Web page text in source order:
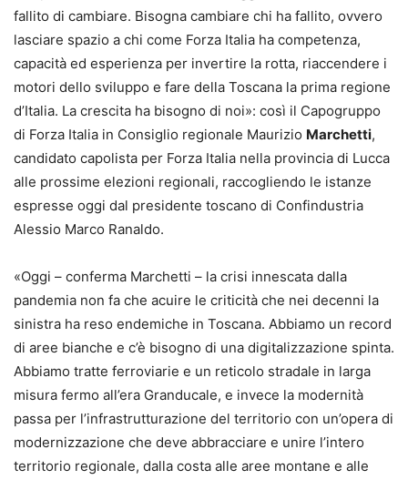
fallito di cambiare. Bisogna cambiare chi ha fallito, ovvero
lasciare spazio a chi come Forza Italia ha competenza,
capacità ed esperienza per invertire la rotta, riaccendere i
motori dello sviluppo e fare della Toscana la prima regione
d’Italia. La crescita ha bisogno di noi»: così il Capogruppo
di Forza Italia in Consiglio regionale Maurizio Marchetti,
candidato capolista per Forza Italia nella provincia di Lucca
alle prossime elezioni regionali, raccogliendo le istanze
espresse oggi dal presidente toscano di Confindustria
Alessio Marco Ranaldo.
«Oggi – conferma Marchetti – la crisi innescata dalla
pandemia non fa che acuire le criticità che nei decenni la
sinistra ha reso endemiche in Toscana. Abbiamo un record
di aree bianche e c’è bisogno di una digitalizzazione spinta.
Abbiamo tratte ferroviarie e un reticolo stradale in larga
misura fermo all’era Granducale, e invece la modernità
passa per l’infrastrutturazione del territorio con un’opera di
modernizzazione che deve abbracciare e unire l’intero
territorio regionale, dalla costa alle aree montane e alle